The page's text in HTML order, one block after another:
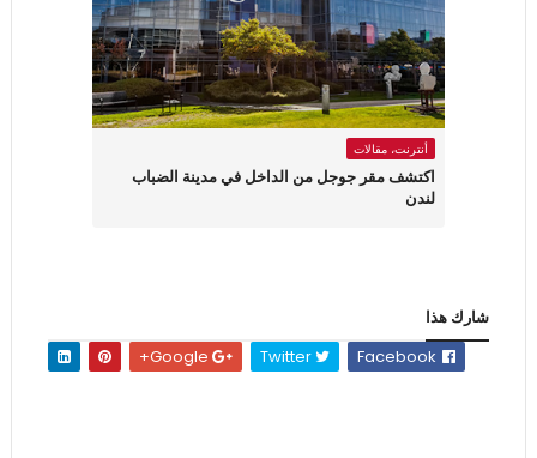
أنترنت، مقالات
اكتشف مقر جوجل من الداخل في مدينة الضباب
لندن
شارك هذا
Twitter